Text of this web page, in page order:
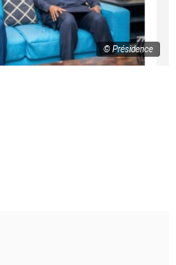
© Présidence